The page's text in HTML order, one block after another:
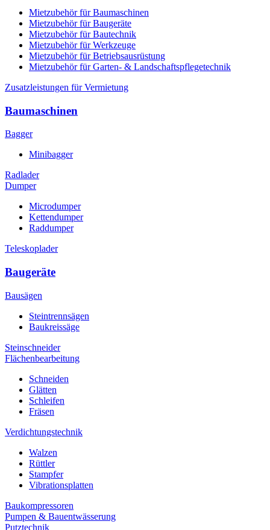
Mietzubehör für Baumaschinen
Mietzubehör für Baugeräte
Mietzubehör für Bautechnik
Mietzubehör für Werkzeuge
Mietzubehör für Betriebsausrüstung
Mietzubehör für Garten- & Landschaftspflegetechnik
Zusatzleistungen für Vermietung
Baumaschinen
Bagger
Minibagger
Radlader
Dumper
Microdumper
Kettendumper
Raddumper
Teleskoplader
Baugeräte
Bausägen
Steintrennsägen
Baukreissäge
Steinschneider
Flächenbearbeitung
Schneiden
Glätten
Schleifen
Fräsen
Verdichtungstechnik
Walzen
Rüttler
Stampfer
Vibrationsplatten
Baukompressoren
Pumpen & Bauentwässerung
Putztechnik